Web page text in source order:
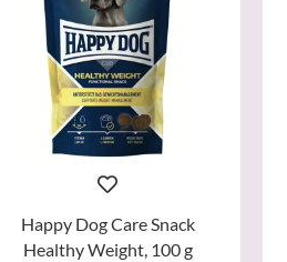
Happy Dog Care Snack
Healthy Weight, 100 g